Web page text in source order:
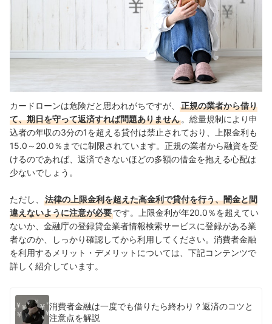
カードローンは危険だと思われがちですが、
正規の業者から借り
て、期日を守って返済すれば問題ありません 。総量規制により申
込者の年収の3分の1を超える貸付は禁止されており、上限金利も
15.0～20.0％までに制限されています。正規の業者から融資を受
けるのであれば、返済できないほどの多額の借金を抱える心配は
少ないでしょう。
ただし、
法律の上限金利を超えた高金利で貸付を行う、闇金と間
違えないように注意が必要です。上限金利が年20.0％を超えてい
ないか、金融庁の登録貸金業者情報検索サービスに登録がある業
者なのか、しっかり確認してから利用してください。消費者金融
を利用するメリット・デメリットについては、下記コンテンツで
詳しく紹介しています。
消費者金融は一度でも借りたら終わり？返済のコツと
注意点を解説